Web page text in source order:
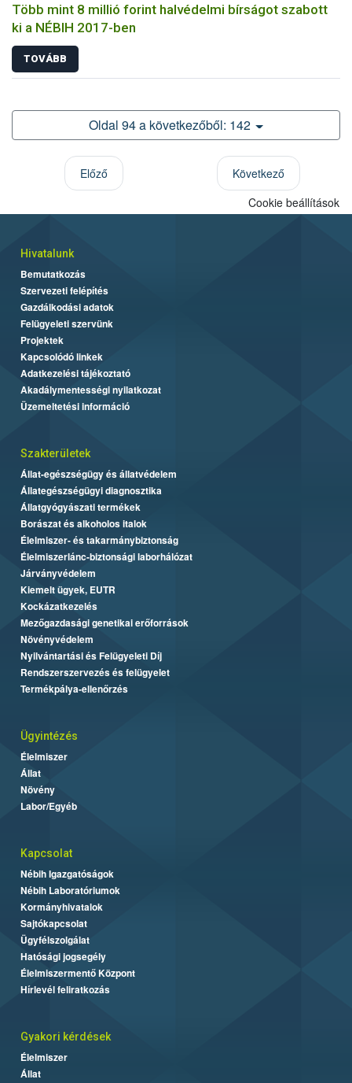
Több mint 8 millió forint halvédelmi bírságot szabott
ki a NÉBIH 2017-ben
TOVÁBB
Oldal 94 a következőből: 142
Előző
Következő
Cookie beállítások
Hivatalunk
Bemutatkozás
Szervezeti felépítés
Gazdálkodási adatok
Felügyeleti szervünk
Projektek
Kapcsolódó linkek
Adatkezelési tájékoztató
Akadálymentességi nyilatkozat
Üzemeltetési információ
Szakterületek
Állat-egészségügy és állatvédelem
Állategészségügyi diagnosztika
Állatgyógyászati termékek
Borászat és alkoholos italok
Élelmiszer- és takarmánybiztonság
Élelmiszerlánc-biztonsági laborhálózat
Járványvédelem
Kiemelt ügyek, EUTR
Kockázatkezelés
Mezőgazdasági genetikai erőforrások
Növényvédelem
Nyilvántartási és Felügyeleti Díj
Rendszerszervezés és felügyelet
Termékpálya-ellenőrzés
Ügyintézés
Élelmiszer
Állat
Növény
Labor/Egyéb
Kapcsolat
Nébih Igazgatóságok
Nébih Laboratóriumok
Kormányhivatalok
Sajtókapcsolat
Ügyfélszolgálat
Hatósági jogsegély
Élelmiszermentő Központ
Hírlevél feliratkozás
Gyakori kérdések
Élelmiszer
Állat